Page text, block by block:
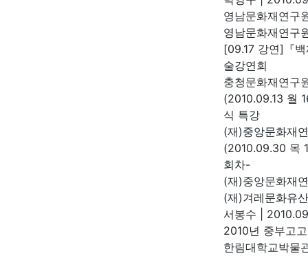
영남문화재연구
영남문화재연구
[09.17 강연]『
술강연회
충청문화재연구
(2010.09.13 월
식 특강
(재)중앙문화재
(2010.09.30 목
회차-
(재)중앙문화재
(재)겨레문화유
서봉수
2010년 중부고
한림대학교박물